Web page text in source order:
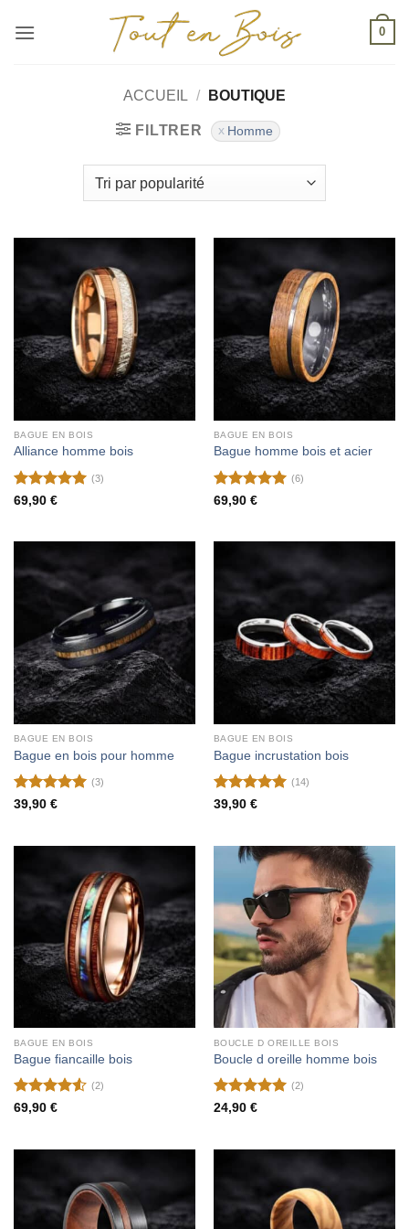
0
ACCUEIL / BOUTIQUE
FILTRER Homme
BAGUE EN BOIS
Alliance homme bois
Note 5sur
(3)
69,90 €
BAGUE EN BOIS
Bague homme bois et acier
Note 5sur
(6)
69,90 €
BAGUE EN BOIS
Bague en bois pour homme
Note 5sur
(3)
39,90 €
BAGUE EN BOIS
Bague incrustation bois
Note 5sur
(14)
39,90 €
BAGUE EN BOIS
Bague fiancaille bois
Note 4.5
(2)
69,90 €
BOUCLE D OREILLE BOIS
Boucle d oreille homme bois
Note 5sur
(2)
24,90 €